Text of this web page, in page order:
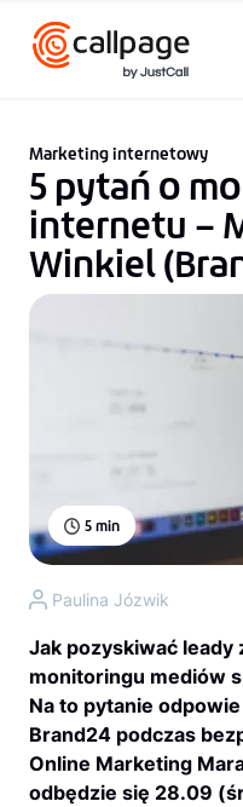
5 min
Marketing internetowy
5 pytań o
internetu –
Winkiel
Jak pozyskiwać leady
monitoringu mediów
Na to pytanie
Brand24 podczas
Online Marketing
odbędzie się 28.09
Paulina Józwik